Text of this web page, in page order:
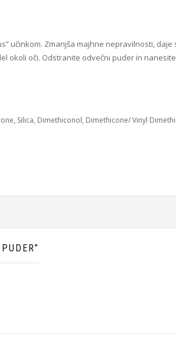
učinkom. Zmanjša majhne nepravilnosti,
okoli oči. Odstranite odvečni puder in
Silica, Dimethiconol, Dimethicone/ Vinyl